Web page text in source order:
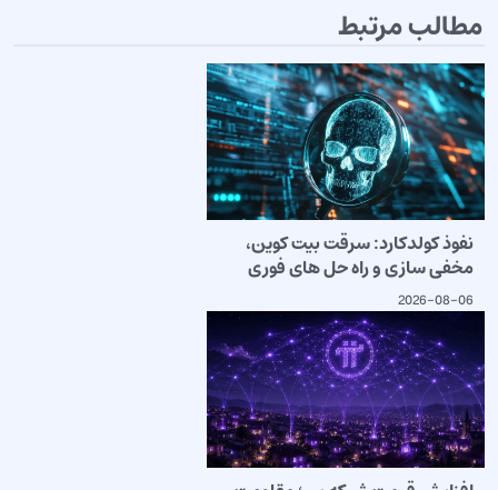
مطالب مرتبط
نفوذ کولدکارد: سرقت بیت کوین،
مخفی سازی و راه حل های فوری
2026-08-06